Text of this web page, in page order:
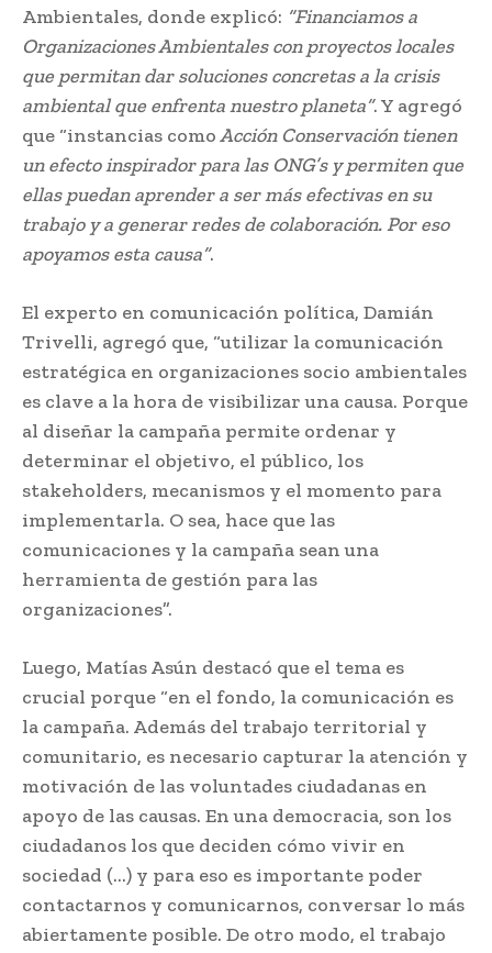
Ambientales, donde explicó: “Financiamos a
Organizaciones Ambientales con proyectos locales
que permitan dar soluciones concretas a la crisis
ambiental que enfrenta nuestro planeta”. Y agregó
que “instancias comoAcción Conservación tienen
un efecto inspirador para las ONG’s y permiten que
ellas puedan aprender a ser más efectivas en su
trabajo y a generar redes de colaboración. Por eso
apoyamos esta causa”.
El experto en comunicación política, Damián
Trivelli, agregó que, “utilizar la comunicación
estratégica en organizaciones socio ambientales
es clave a la hora de visibilizar una causa. Porque
al diseñar la campaña permite ordenar y
determinar el objetivo, el público, los
stakeholders, mecanismos y el momento para
implementarla. O sea, hace que las
comunicaciones y la campaña sean una
herramienta de gestión para las
organizaciones”.
Luego, Matías Asún destacó que el tema es
crucial porque “en el fondo, la comunicación es
la campaña. Además del trabajo territorial y
comunitario, es necesario capturar la atención y
motivación de las voluntades ciudadanas en
apoyo de las causas. En una democracia, son los
ciudadanos los que deciden cómo vivir en
sociedad (…) y para eso es importante poder
contactarnos y comunicarnos, conversar lo más
abiertamente posible. De otro modo, el trabajo